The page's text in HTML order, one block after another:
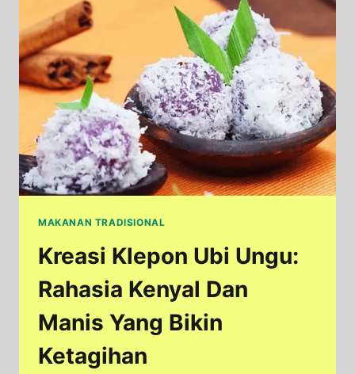
MENGGODA
SELERA
MAKANAN TRADISIONAL
Kreasi Klepon Ubi Ungu:
Rahasia Kenyal Dan
Manis Yang Bikin
Ketagihan